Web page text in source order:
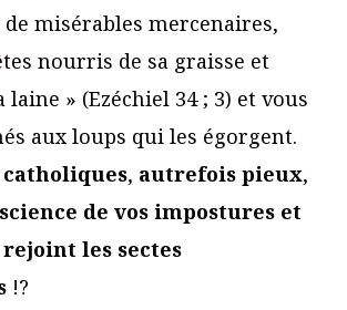
de misérables mercenaires,
nourris de sa graisse et
laine » (Ezéchiel 34 ; 3) et vous
aux loups qui les égorgent.
catholiques, autrefois pieux,
de vos impostures et
les sectes
!?